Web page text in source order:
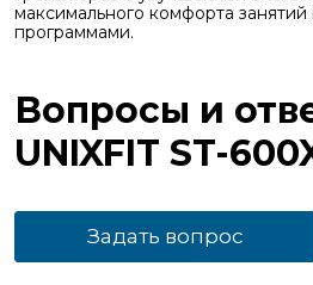
максимального комфорта
программами.
Вопросы и
UNIXFIT ST-
Задать вопрос